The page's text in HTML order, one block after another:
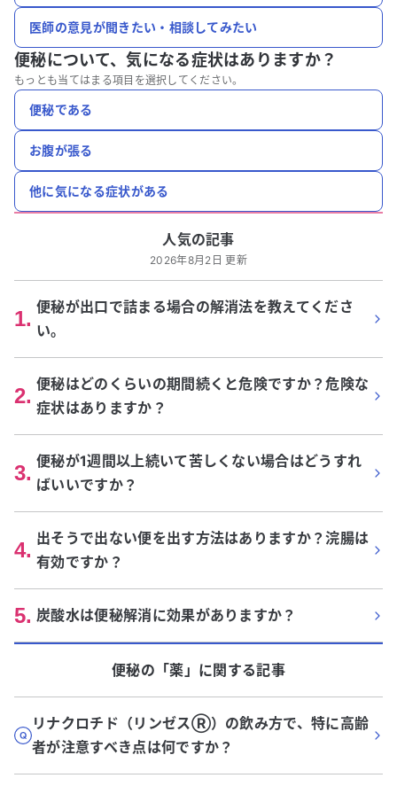
医師の意見が聞きたい・相談してみたい
便秘について、気になる症状はありますか？
もっとも当てはまる項目を選択してください。
便秘である
お腹が張る
他に気になる症状がある
人気の記事
2026年8月2日 更新
1. 便秘が出口で詰まる場合の解消法を教えてくださ
い。
2. 便秘はどのくらいの期間続くと危険ですか？危険な
症状はありますか？
3. 便秘が1週間以上続いて苦しくない場合はどうすれ
ばいいですか？
4. 出そうで出ない便を出す方法はありますか？浣腸は
有効ですか？
5. 炭酸水は便秘解消に効果がありますか？
便秘の「薬 」に関する記事
リナクロチド（リンゼスⓇ）の飲み方で、特に高齢
者が注意すべき点は何ですか？